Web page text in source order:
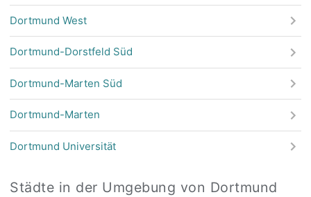
Dortmund West
Dortmund-Dorstfeld Süd
Dortmund-Marten Süd
Dortmund-Marten
Dortmund Universität
Städte in der Umgebung von Dortmund